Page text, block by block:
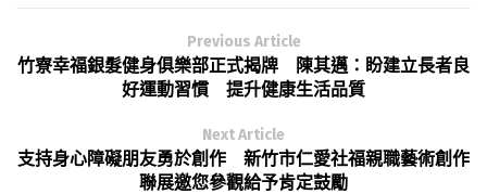
Previous Article
竹寮幸福銀髮健身俱樂部正式揭牌 陳其邁：盼建立長者良
好運動習慣 提升健康生活品質
Next Article
支持身心障礙朋友勇於創作 新竹市仁愛社福親職藝術創作
聯展邀您參觀給予肯定鼓勵